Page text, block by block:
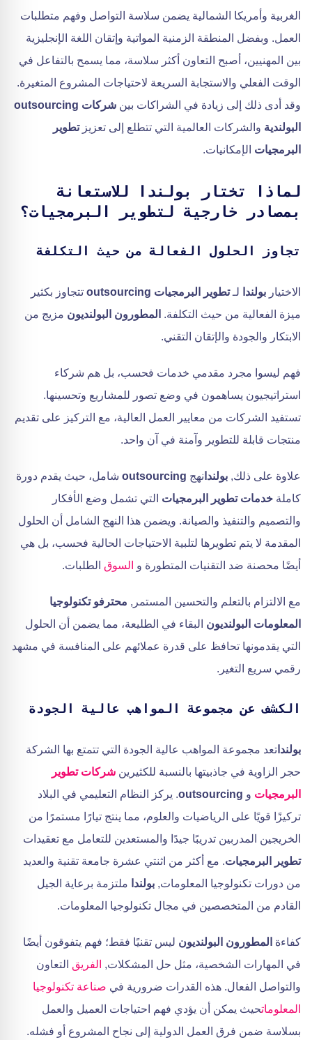
الغربية وأمريكا الشمالية يضمن سلاسة التواصل وفهم متطلبات
العمل. وبفضل المنطقة الزمنية المواتية وإتقان اللغة الإنجليزية
بين المهنيين، أصبح التعاون أكثر سلاسة، مما يسمح بالتفاعل في
الوقت الفعلي والاستجابة السريعة لاحتياجات المشروع المتغيرة.
وقد أدى ذلك إلى زيادة في الشراكات بين
شركات outsourcing
البولندية والشركات العالمية التي تتطلع إلى تعزيزتطوير
البرمجيات الإمكانيات.
لماذا تختار بولندا للاستعانة
بمصادر خارجية لتطوير البرمجيات؟
تجاوز الحلول الفعالة من حيث التكلفة
الاختيار بولندا لـتطوير البرمجيات outsourcing
تتجاوز بكثير
ميزة الفعالية من حيث التكلفة. المطورون البولنديون مزيج من
الابتكار والجودة والإتقان التقني.
فهم ليسوا مجرد مقدمي خدمات فحسب، بل هم شركاء
استراتيجيون يساهمون في وضع تصور للمشاريع وتحسينها.
تستفيد الشركات من معايير العمل العالية، مع التركيز على تقديم
منتجات قابلة للتطوير وآمنة في آن واحد.
علاوة على ذلك, بولندا نهج outsourcing شامل، حيث يقدم دورة
كاملة خدمات تطوير البرمجيات التي تشمل وضع الأفكار
والتصميم والتنفيذ والصيانة. ويضمن هذا النهج الشامل أن الحلول
المقدمة لا يتم تطويرها لتلبية الاحتياجات الحالية فحسب، بل هي
أيضًا محصنة ضد التقنيات المتطورة و السوق الطلبات.
مع الالتزام بالتعلم والتحسين المستمر, محترفو تكنولوجيا
المعلومات البولنديون البقاء في الطليعة، مما يضمن أن الحلول
التي يقدمونها تحافظ على قدرة عملائهم على المنافسة في مشهد
رقمي سريع التغير.
الكشف عن مجموعة المواهب عالية الجودة
بولندا تعد مجموعة المواهب عالية الجودة التي تتمتع بها الشركة
حجر الزاوية في جاذبيتها بالنسبة للكثيرين شركات تطوير
البرمجيات و outsourcing. يركز النظام التعليمي في البلاد
تركيزًا قويًا على الرياضيات والعلوم، مما ينتج تيارًا مستمرًا من
الخريجين المدربين تدريبًا جيدًا والمستعدين للتعامل مع تعقيدات
تطوير البرمجيات. مع أكثر من اثنتي عشرة جامعة تقنية والعديد
من دورات تكنولوجيا المعلومات, بولندا ملتزمة برعاية الجيل
القادم من المتخصصين في مجال تكنولوجيا المعلومات.
كفاءة المطورون البولنديون ليس تقنيًا فقط؛ فهم يتفوقون أيضًا
في المهارات الشخصية، مثل حل المشكلات, الفريق التعاون
والتواصل الفعال. هذه القدرات ضرورية في صناعة تكنولوجيا
المعلوماتحيث يمكن أن يؤدي فهم احتياجات العميل والعمل
بسلاسة ضمن فرق العمل الدولية إلى نجاح المشروع أو فشله.